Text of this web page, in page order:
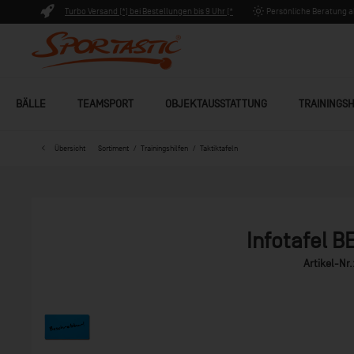
Turbo Versand (*) bei Bestellungen bis 9 Uhr (*
Persönliche Beratung
BÄLLE TEAMSPORT OBJEKTAUSSTATTUNG
Übersicht Sortiment Trainingshilfen Taktiktafeln
Infotafel
Artikel-